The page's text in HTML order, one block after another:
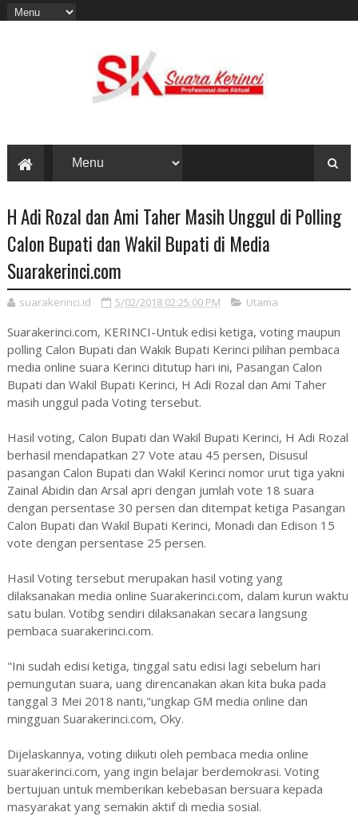
H Adi Rozal dan Ami Taher Masih Unggul di Polling
Calon Bupati dan Wakil Bupati di Media
Suarakerinci.com
suarakerinci.id 5/02/2018 02:25:00 PM Utama
Suarakerinci.com, KERINCI-Untuk edisi ketiga, voting maupun
polling Calon Bupati dan Wakik Bupati Kerinci pilihan pembaca
media online suara Kerinci ditutup hari ini, Pasangan Calon
Bupati dan Wakil Bupati Kerinci, H Adi Rozal dan Ami Taher
masih unggul pada Voting tersebut.
Hasil voting, Calon Bupati dan Wakil Bupati Kerinci, H Adi Rozal
berhasil mendapatkan 27 Vote atau 45 persen, Disusul
pasangan Calon Bupati dan Wakil Kerinci nomor urut tiga yakni
Zainal Abidin dan Arsal apri dengan jumlah vote 18 suara
dengan persentase 30 persen dan ditempat ketiga Pasangan
Calon Bupati dan Wakil Bupati Kerinci, Monadi dan Edison 15
vote dengan persentase 25 persen.
Hasil Voting tersebut merupakan hasil voting yang
dilaksanakan media online Suarakerinci.com, dalam kurun waktu
satu bulan. Votibg sendiri dilaksanakan secara langsung
pembaca suarakerinci.com.
"Ini sudah edisi ketiga, tinggal satu edisi lagi sebelum hari
pemungutan suara, uang direncanakan akan kita buka pada
tanggal 3 Mei 2018 nanti,"ungkap GM media online dan
mingguan Suarakerinci.com, Oky.
Dijelaskannya, voting diikuti oleh pembaca media online
suarakerinci.com, yang ingin belajar berdemokrasi. Voting
bertujuan untuk memberikan kebebasan bersuara kepada
masyarakat yang semakin aktif di media sosial.